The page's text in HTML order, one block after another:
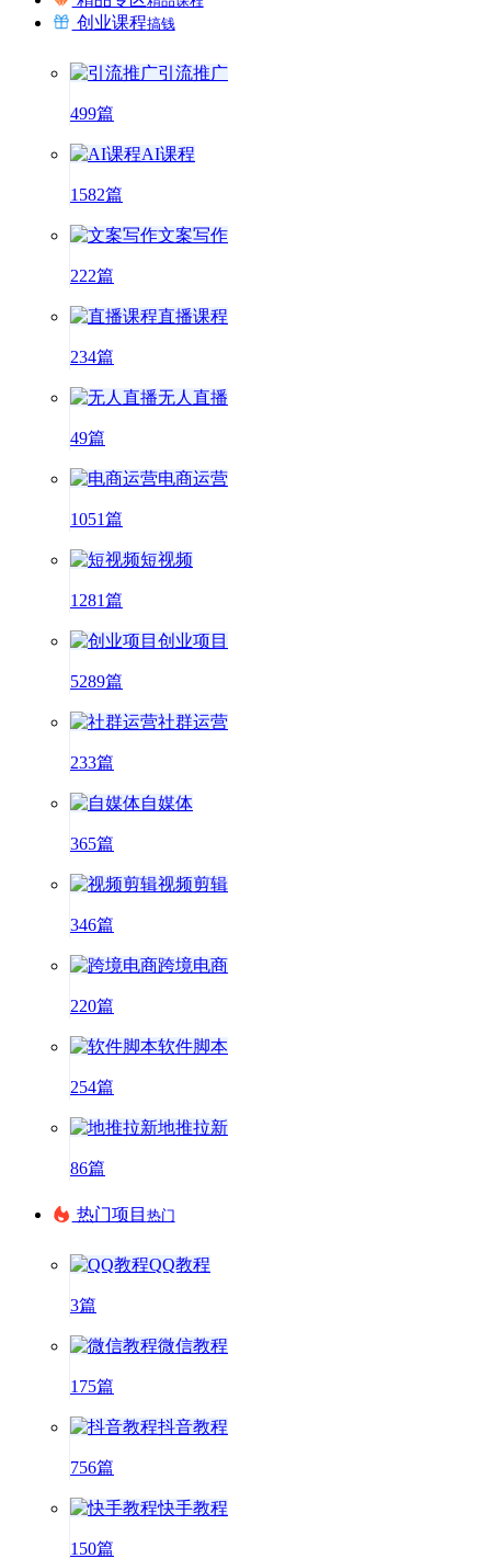
创业课程搞钱
引流推广
499篇
AI课程
1582篇
文案写作
222篇
直播课程
234篇
无人直播
49篇
电商运营
1051篇
短视频
1281篇
创业项目
5289篇
社群运营
233篇
自媒体
365篇
视频剪辑
346篇
跨境电商
220篇
软件脚本
254篇
地推拉新
86篇
热门项目 热门
QQ教程
3篇
微信教程
175篇
抖音教程
756篇
快手教程
150篇